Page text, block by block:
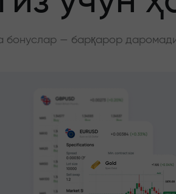
бонуслар — барқарор